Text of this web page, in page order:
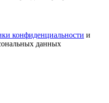
конфиденциальности и
данных